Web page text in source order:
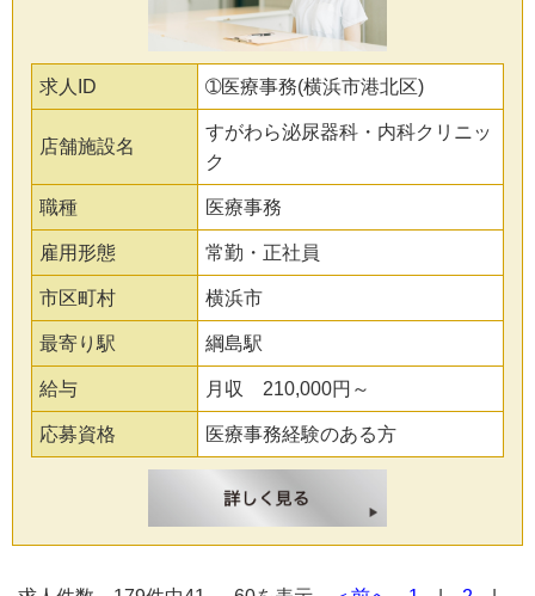
求人ID ➀医療事務(横浜市港北区)
店舗施設名
すがわら泌尿器科・内科クリニッ
ク
職種 医療事務
雇用形態 常勤・正社員
市区町村 横浜市
最寄り駅 綱島駅
給与 月収 210,000円～
応募資格 医療事務経験のある方